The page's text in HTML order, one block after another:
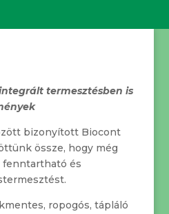
termesztésben is
bizonyított Biocont
össze, hogy még
fenntartható és
ropogós, tápláló